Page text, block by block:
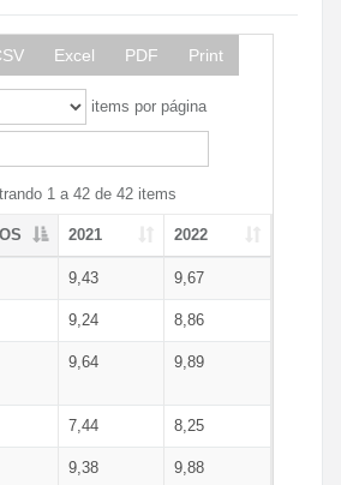
Excel PDF Print
items por página
1 a 42 de 42 items
2021 2022
9,43 9,67
9,24 8,86
9,64 9,89
7,44 8,25
9,38 9,88